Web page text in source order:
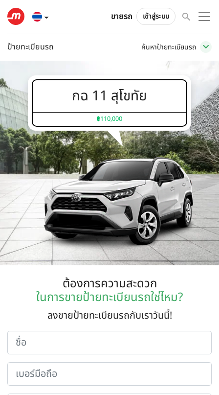
ขายรถ เข้าสู่ระบบ
ป้ายทะเบียนรถ ค้นหาป้ายทะเบียนรถ
ต้องการความสะดวก
ในการขายป้ายทะเบียนรถใช่ไหม?
ลงขายป้ายทะเบียนรถกับเราวันนี้!
กฉ 11 สุโขทัย
฿110,000